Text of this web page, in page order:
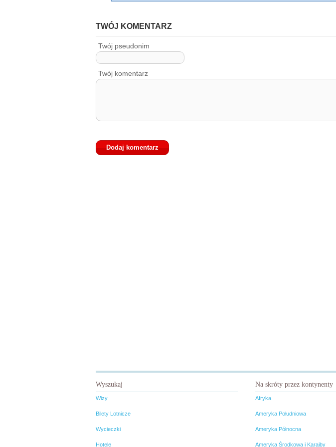
TWÓJ KOMENTARZ
Twój pseudonim
Twój komentarz
Wyszukaj
Wizy
Bilety Lotnicze
Wycieczki
Hotele
Na skróty przez kontynenty
Afryka
Ameryka Południowa
Ameryka Północna
Ameryka Środkowa i Karaiby